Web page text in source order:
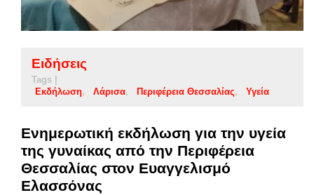
Ειδήσεις
Tags |
Εκδήλωση
Λάρισα Περιφέρεια Θεσσαλίας Υγεία
Ενημερωτική εκδήλωση για την υγεία
της γυναίκας από την Περιφέρεια
Θεσσαλίας στον Ευαγγελισμό
Ελασσόνας